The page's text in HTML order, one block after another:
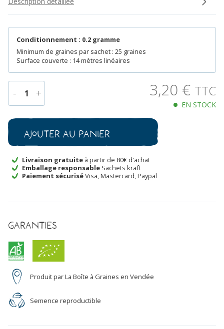
Conditionnement : 0.2 gramme
Minimum de graines par sachet : 25 graines
Surface couverte : 14 mètres linéaires
- 1 +
de
Tomate
Coeur
Boeuf
Orange
Bio
3,20 € TTC
EN STOCK
Ajouter au panier
Livraison gratuite à partir de 80€ d'achat
Emballage responsable Sachets kraft
Paiement sécuriséVisa, Mastercard, Paypal
Garanties
Produit par La Boîte à Graines en Vendée
Semence reproductible